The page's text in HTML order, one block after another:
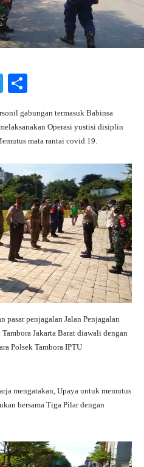
T
tte
r
re
gabungan termasuk Babinsa
Operasi yustisi disiplin
mata rantai covid 19.
pasar penjagalan Jalan Penjagalan
Jakarta Barat diawali dengan
Polsek Tambora IPTU
mengatakan, Upaya untuk memutus
bersama Tiga Pilar dengan